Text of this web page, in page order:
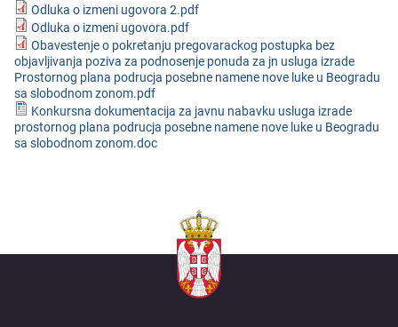
Odluka o izmeni ugovora 2.pdf
Odluka o izmeni ugovora.pdf
Obavestenje o pokretanju pregovarackog postupka bez
objavljivanja poziva za podnosenje ponuda za jn usluga izrade
Prostornog plana podrucja posebne namene nove luke u Beogradu
sa slobodnom zonom.pdf
Konkursna dokumentacija za javnu nabavku usluga izrade
prostornog plana podrucja posebne namene nove luke u Beogradu
sa slobodnom zonom.doc